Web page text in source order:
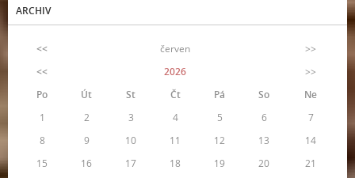
ARCHIV
<< červen
>>
<<
2026
>>
Po
Út St Čt Pá So
Ne
1
2 3 4 5 6
7
8
9 10 11 12 13
14
15
16 17 18 19 20
21